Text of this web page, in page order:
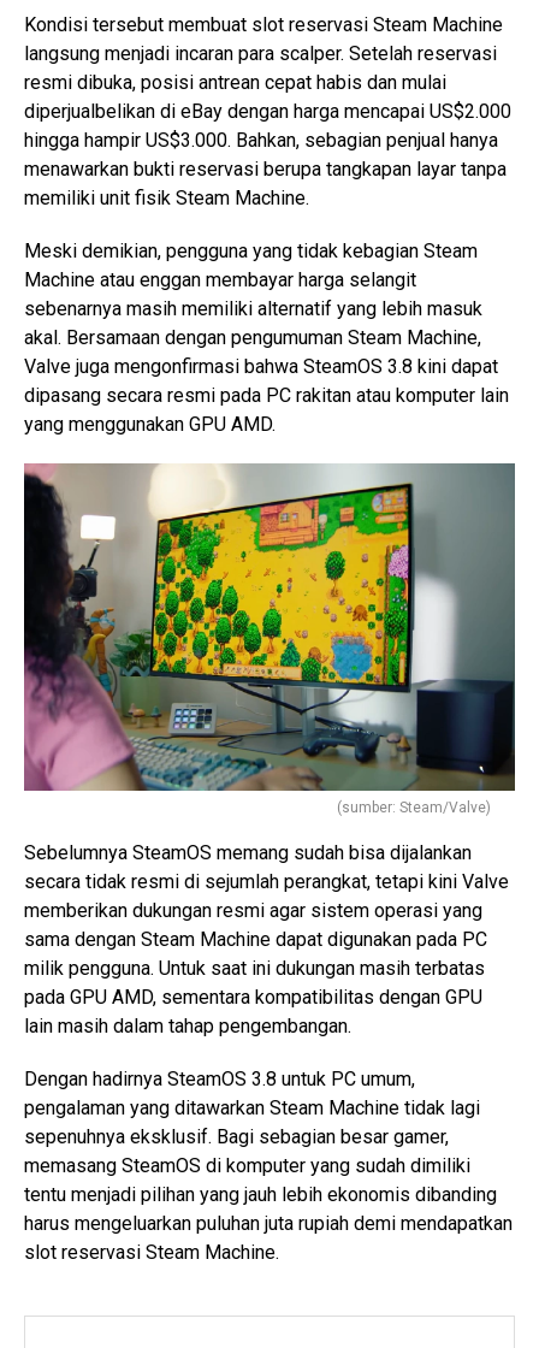
Kondisi tersebut membuat slot reservasi Steam Machine
langsung menjadi incaran para scalper. Setelah reservasi
resmi dibuka, posisi antrean cepat habis dan mulai
diperjualbelikan di eBay dengan harga mencapai US$2.000
hingga hampir US$3.000. Bahkan, sebagian penjual hanya
menawarkan bukti reservasi berupa tangkapan layar tanpa
memiliki unit fisik Steam Machine.
Meski demikian, pengguna yang tidak kebagian Steam
Machine atau enggan membayar harga selangit
sebenarnya masih memiliki alternatif yang lebih masuk
akal. Bersamaan dengan pengumuman Steam Machine,
Valve juga mengonfirmasi bahwa SteamOS 3.8 kini dapat
dipasang secara resmi pada PC rakitan atau komputer lain
yang menggunakan GPU AMD.
(sumber: Steam/Valve)
Sebelumnya SteamOS memang sudah bisa dijalankan
secara tidak resmi di sejumlah perangkat, tetapi kini Valve
memberikan dukungan resmi agar sistem operasi yang
sama dengan Steam Machine dapat digunakan pada PC
milik pengguna. Untuk saat ini dukungan masih terbatas
pada GPU AMD, sementara kompatibilitas dengan GPU
lain masih dalam tahap pengembangan.
Dengan hadirnya SteamOS 3.8 untuk PC umum,
pengalaman yang ditawarkan Steam Machine tidak lagi
sepenuhnya eksklusif. Bagi sebagian besar gamer,
memasang SteamOS di komputer yang sudah dimiliki
tentu menjadi pilihan yang jauh lebih ekonomis dibanding
harus mengeluarkan puluhan juta rupiah demi mendapatkan
slot reservasi Steam Machine.